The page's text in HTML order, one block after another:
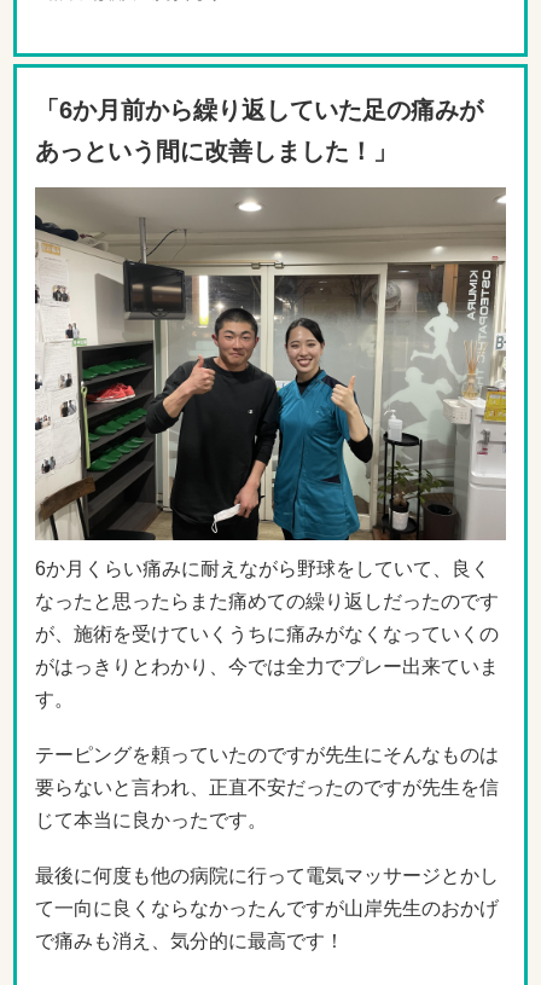
「6か月前から繰り返していた足の痛みが
あっという間に改善しました！」
6か月くらい痛みに耐えながら野球をしていて、良く
なったと思ったらまた痛めての繰り返しだったのです
が、施術を受けていくうちに痛みがなくなっていくの
がはっきりとわかり、今では全力でプレー出来ていま
す。
テーピングを頼っていたのですが先生にそんなものは
要らないと言われ、正直不安だったのですが先生を信
じて本当に良かったです。
最後に何度も他の病院に行って電気マッサージとかし
て一向に良くならなかったんですが山岸先生のおかげ
で痛みも消え、気分的に最高です！